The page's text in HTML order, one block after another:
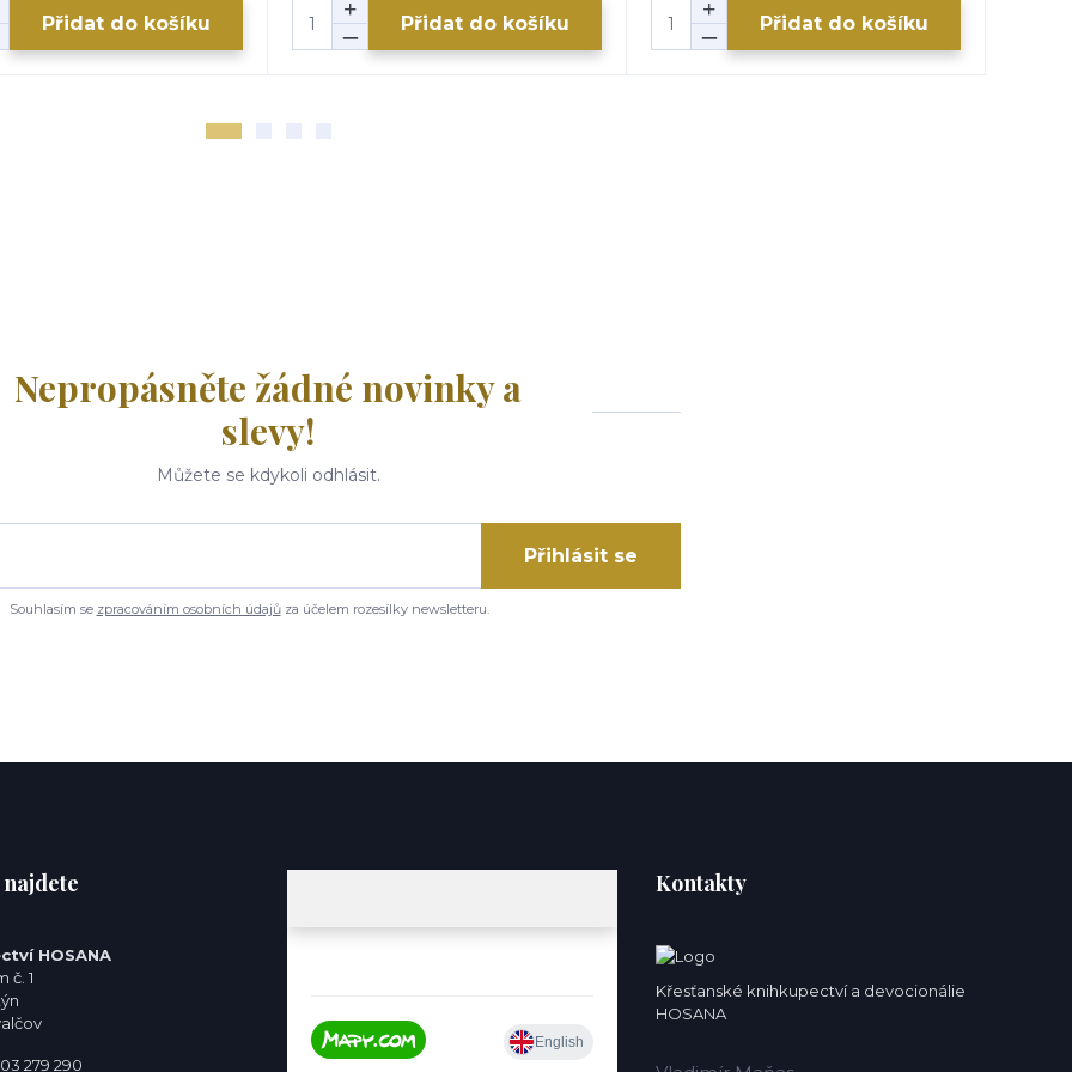
Přidat do košíku Přidat do košíku Přidat do košíku
Nepropásněte žádné novinky a
slevy!
Můžete se kdykoli odhlásit.
Přihlásit se
Souhlasím se zpracováním osobních údajůza účelem rozesílky newsletteru.
HOSANA
č. 1
279 290
Kontakty
Křesťanské knihkupectví a devocionálie
HOSANA